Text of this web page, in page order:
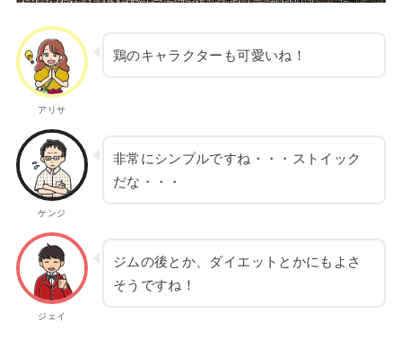
アリサ
鶏のキャラクターも可愛いね！
ケンジ
非常にシンプルですね・・・ストイック
だな・・・
ジェイ
ジムの後とか、ダイエットとかにもよさ
そうですね！